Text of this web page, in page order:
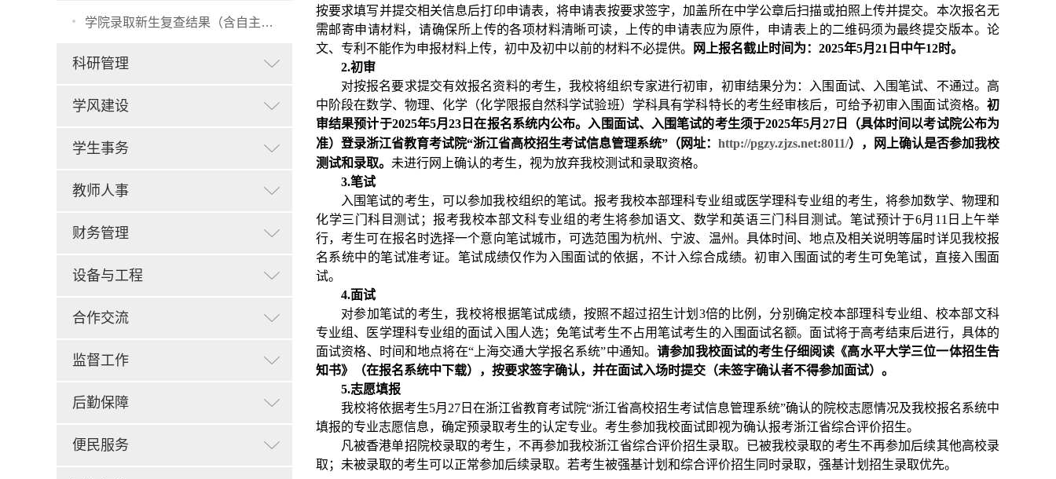
学院录取新生复查结果（含自主招生）
科研管理
学风建设
学生事务
教师人事
财务管理
设备与工程
合作交流
监督工作
后勤保障
便民服务
按要求填写并提交相关信息后打印申请表，将申请表按要求签字，加盖所在中学公章后扫描或拍照上传并提交。本次报名无
需邮寄申请材料，请确保所上传的各项材料清晰可读，上传的申请表应为原件，申请表上的二维码须为最终提交版本。论
文、专利不能作为申报材料上传，初中及初中以前的材料不必提供。
网上报名截止时间为：2025年5月21日中午12时。
2.初审
对按报名要求提交有效报名资料的考生，我校将组织专家进行初审，初审结果分为：入围面试、入围笔试、不通过。高
中阶段在数学、物理、化学（化学限报自然科学试验班）学科具有学科特长的考生经审核后，可给予初审入围面试资格。 初
审结果预计于2025年5月23日在报名系统内公布。入围面试、入围笔试的考生须于2025年5月27日（具体时间以考试院公布为
准）登录浙江省教育考试院“浙江省高校招生考试信息管理系统”（网址： http://pgzy.zjzs.net:8011/），网上确认是否参加我校
测试和录取。 未进行网上确认的考生，视为放弃我校测试和录取资格。
3.笔试
入围笔试的考生，可以参加我校组织的笔试。报考我校本部理科专业组或医学理科专业组的考生，将参加数学、物理和
化学三门科目测试；报考我校本部文科专业组的考生将参加语文、数学和英语三门科目测试。笔试预计于6月11日上午举
行，考生可在报名时选择一个意向笔试城市，可选范围为杭州、宁波、温州。具体时间、地点及相关说明等届时详见我校报
名系统中的笔试准考证。笔试成绩仅作为入围面试的依据，不计入综合成绩。初审入围面试的考生可免笔试，直接入围面
试。
4.面试
对参加笔试的考生，我校将根据笔试成绩，按照不超过招生计划3倍的比例，分别确定校本部理科专业组、校本部文科
专业组、医学理科专业组的面试入围人选；免笔试考生不占用笔试考生的入围面试名额。面试将于高考结束后进行，具体的
面试资格、时间和地点将在“上海交通大学报名系统”中通知。请参加我校面试的考生仔细阅读《高水平大学三位一体招生告
知书》（在报名系统中下载），按要求签字确认，并在面试入场时提交（未签字确认者不得参加面试）。
5.志愿填报
我校将依据考生5月27日在浙江省教育考试院“浙江省高校招生考试信息管理系统”确认的院校志愿情况及我校报名系统中
填报的专业志愿信息，确定预录取考生的认定专业。考生参加我校面试即视为确认报考浙江省综合评价招生。
凡被香港单招院校录取的考生，不再参加我校浙江省综合评价招生录取。已被我校录取的考生不再参加后续其他高校录
取；未被录取的考生可以正常参加后续录取。若考生被强基计划和综合评价招生同时录取，强基计划招生录取优先。